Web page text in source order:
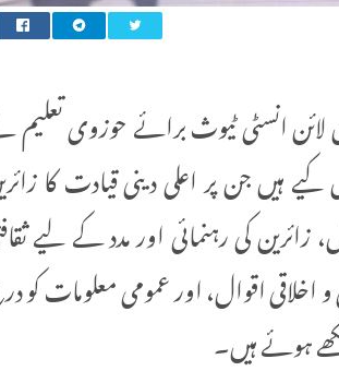
انسٹی ٹیوث برائے حوزوی تعلیم
ہیں جن پر اعلی دینی قیادت کا
کی رہنمائی اور مدد کے لیے
اقوال، اور عمومی معلومات کو
ہوئے ہیں۔